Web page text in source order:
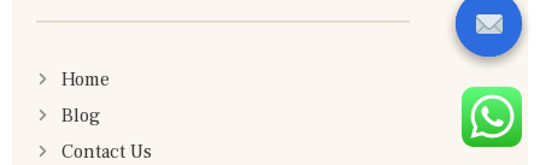
Home
Blog
Contact Us